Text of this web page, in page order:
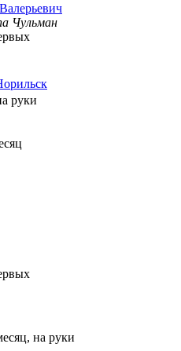
Чульман
руки
на руки